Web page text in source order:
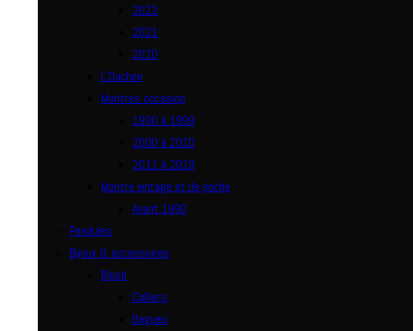
2022
2021
2020
L’Duchen
Montres occasion
1990 à 1999
2000 à 2010
2011 à 2019
Montre vintage et de poche
Avant 1990
Pendules
Bijoux & accessoires
Blush
Colliers
Bagues